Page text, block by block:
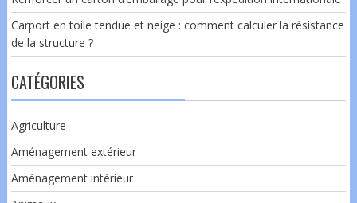
Carport en toile tendue et neige : comment calculer la résistance
de la structure ?
CATÉGORIES
Agriculture
Aménagement extérieur
Aménagement intérieur